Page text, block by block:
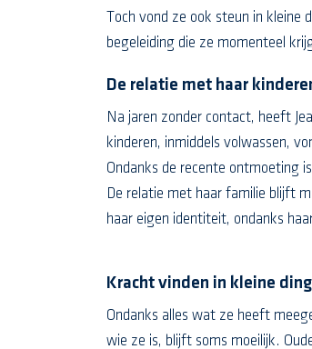
Toch vond ze ook steun in
begeleiding die ze momenteel
De relatie met haar
Na jaren zonder contact, heeft
kinderen, inmiddels volwassen,
Ondanks de recente ontmoeting
De relatie met haar familie blijft
haar eigen identiteit, ondanks
Kracht vinden in kleine
Ondanks alles wat ze heeft
wie ze is, blijft soms moeilijk.